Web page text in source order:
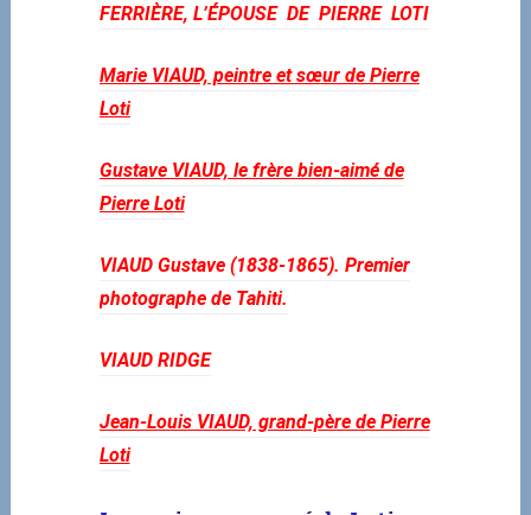
FERRIÈRE, L’ÉPOUSE DE PIERRE LOTI
Marie VIAUD, peintre et sœur de Pierre
Loti
Gustave VIAUD, le frère bien-aimé de
Pierre Loti
VIAUD Gustave (1838-1865). Premier
photographe de Tahiti.
VIAUD RIDGE
Jean-Louis VIAUD, grand-père de Pierre
Loti